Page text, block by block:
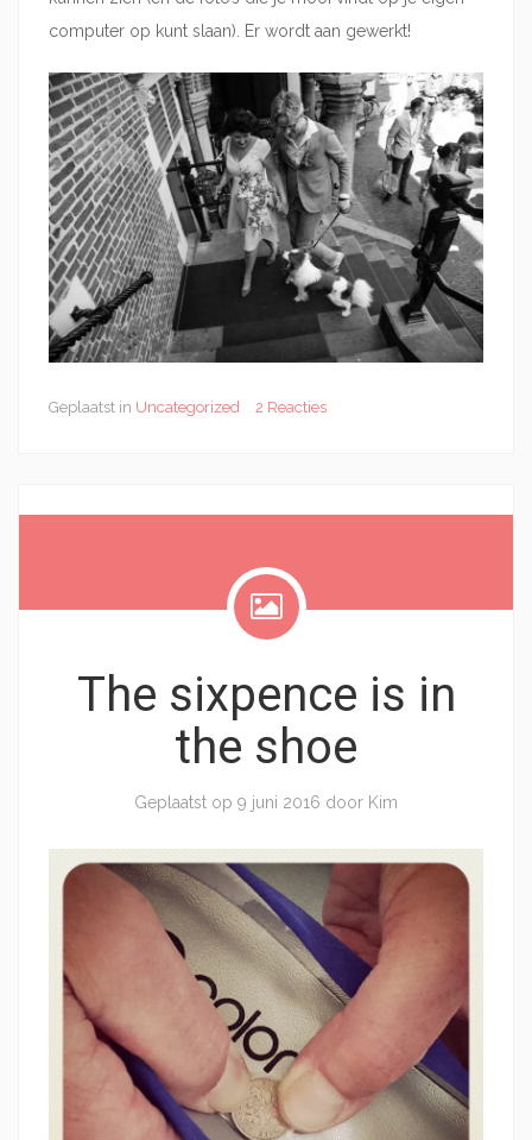
computer op kunt slaan). Er wordt aan gewerkt!
Geplaatst in Uncategorized 2 Reacties
The sixpence is in
the shoe
Geplaatst op 9 juni 2016 door Kim